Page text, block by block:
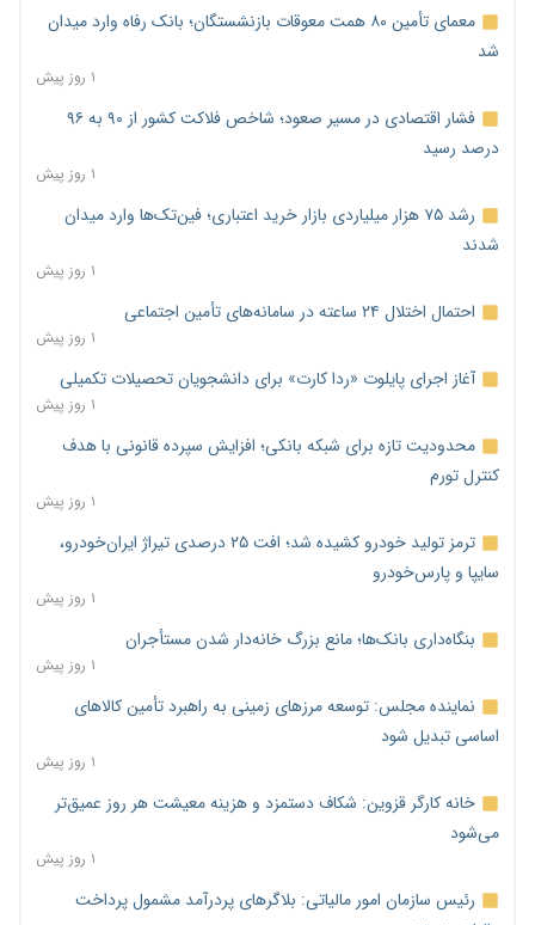
معمای تأمین ۸۰ همت معوقات بازنشستگان؛ بانک رفاه وارد میدان
شد
۱ روز پیش
فشار اقتصادی در مسیر صعود؛ شاخص فلاکت کشور از ۹۰ به ۹۶
درصد رسید
۱ روز پیش
رشد ۷۵ هزار میلیاردی بازار خرید اعتباری؛ فین‌تک‌ها وارد میدان
شدند
۱ روز پیش
احتمال اختلال ۲۴ ساعته در سامانه‌های تأمین اجتماعی
۱ روز پیش
آغاز اجرای پایلوت «ردا کارت» برای دانشجویان تحصیلات تکمیلی
۱ روز پیش
محدودیت تازه برای شبکه بانکی؛ افزایش سپرده قانونی با هدف
کنترل تورم
۱ روز پیش
ترمز تولید خودرو کشیده شد؛ افت ۲۵ درصدی تیراژ ایران‌خودرو،
سایپا و پارس‌خودرو
۱ روز پیش
بنگاه‌داری بانک‌ها؛ مانع بزرگ خانه‌دار شدن مستأجران
۱ روز پیش
نماینده مجلس: توسعه مرزهای زمینی به راهبرد تأمین کالاهای
اساسی تبدیل شود
۱ روز پیش
خانه کارگر قزوین: شکاف دستمزد و هزینه معیشت هر روز عمیق‌تر
می‌شود
۱ روز پیش
رئیس سازمان امور مالیاتی: بلاگرهای پردرآمد مشمول پرداخت